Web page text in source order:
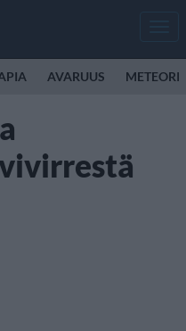
AVARUUS METEORI